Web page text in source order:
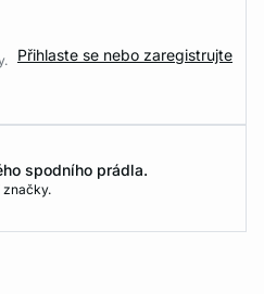
Přihlaste se nebo zaregistrujte
spodního prádla.
značky.